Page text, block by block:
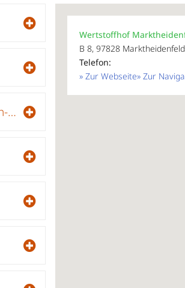
RETERRA Humuswerk Main-Spessart - Kompostierungsanlage Wernfeld
Wertstoffhof
B 8, 97828 Marktheidenfeld
Telefon:
» Zur
» Zur Webseite